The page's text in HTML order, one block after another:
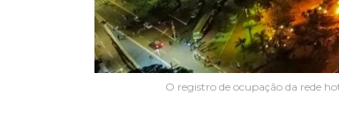
O registro de ocupação da rede